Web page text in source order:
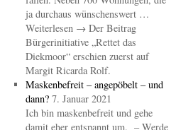
ja durchaus wünschenswert …
Weiterlesen → Der Beitrag
Bürgerinitiative „Rettet das
Diekmoor“ erschien zuerst auf
Margit Ricarda Rolf.
Maskenbefreit – angepöbelt – und
dann? 7. Januar 2021
Ich bin maskenbefreit und gehe
damit eher entspannt um. – Werde